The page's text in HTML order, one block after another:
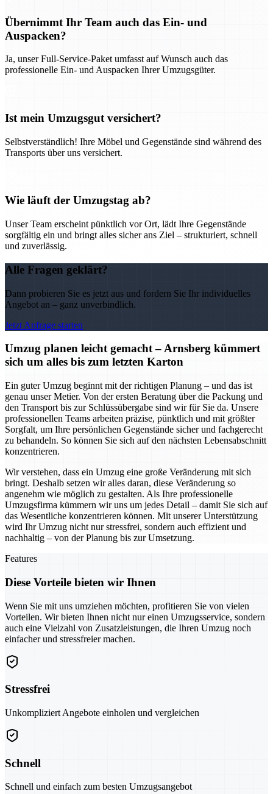
Übernimmt Ihr Team auch das Ein- und
Auspacken?
Ja, unser Full-Service-Paket umfasst auf Wunsch auch das
professionelle Ein- und Auspacken Ihrer Umzugsgüter.
Ist mein Umzugsgut versichert?
Selbstverständlich! Ihre Möbel und Gegenstände sind während des
Transports über uns versichert.
Wie läuft der Umzugstag ab?
Unser Team erscheint pünktlich vor Ort, lädt Ihre Gegenstände
sorgfältig ein und bringt alles sicher ans Ziel – strukturiert, schnell
und zuverlässig.
Alle Fragen geklärt?
Dann probieren Sie es jetzt aus und fordern Sie Ihr individuelles
Angebot an – ganz unverbindlich.
Jetzt Anfrage starten
Umzug planen leicht gemacht – Arnsberg kümmert
sich um alles bis zum letzten Karton
Ein guter Umzug beginnt mit der richtigen Planung – und das ist
genau unser Metier. Von der ersten Beratung über die Packung und
den Transport bis zur Schlüssübergabe sind wir für Sie da. Unsere
professionellen Teams arbeiten präzise, pünktlich und mit größter
Sorgfalt, um Ihre persönlichen Gegenstände sicher und fachgerecht
zu behandeln. So können Sie sich auf den nächsten Lebensabschnitt
konzentrieren.
Wir verstehen, dass ein Umzug eine große Veränderung mit sich
bringt. Deshalb setzen wir alles daran, diese Veränderung so
angenehm wie möglich zu gestalten. Als Ihre professionelle
Umzugsfirma kümmern wir uns um jedes Detail – damit Sie sich auf
das Wesentliche konzentrieren können. Mit unserer Unterstützung
wird Ihr Umzug nicht nur stressfrei, sondern auch effizient und
nachhaltig – von der Planung bis zur Umsetzung.
Features
Diese Vorteile bieten wir Ihnen
Wenn Sie mit uns umziehen möchten, profitieren Sie von vielen
Vorteilen. Wir bieten Ihnen nicht nur einen Umzugsservice, sondern
auch eine Vielzahl von Zusatzleistungen, die Ihren Umzug noch
einfacher und stressfreier machen.
Stressfrei
Unkompliziert Angebote einholen und vergleichen
Schnell
Schnell und einfach zum besten Umzugsangebot